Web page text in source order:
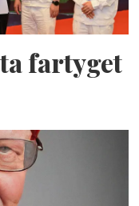
fartyget